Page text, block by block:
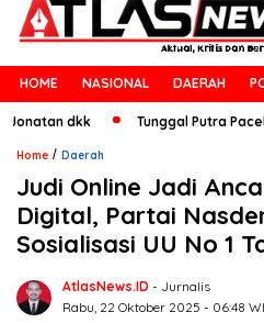
HOME NASIONAL DAERAH
dkk Tunggal Putra Paceklik
Home / Daerah
Judi Online Jadi
Digital, Partai
Sosialisasi UU No 1
AtlasNews.ID - Jurnalis
Rabu, 22 Oktober 2025 - 06:48